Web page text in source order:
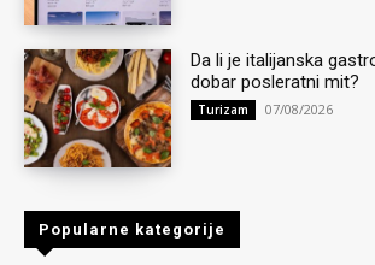
Da li je italijanska
dobar posleratni mit?
Turizam 07/08/2026
Popularne kategorije